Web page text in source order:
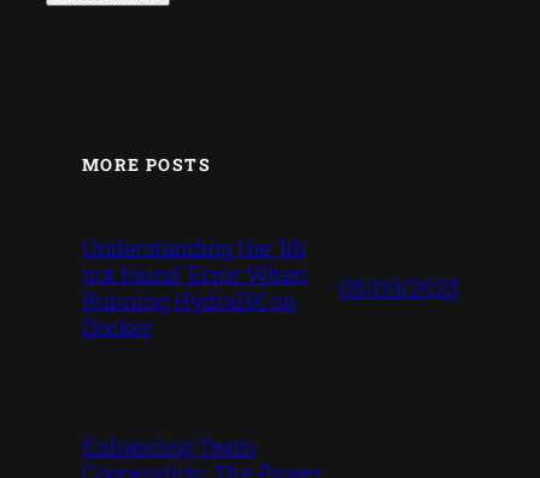
MORE POSTS
Understanding the ‘lib
not found’ Error When
Running HydraDX on
Docker
05/09/2023
Enhancing Team